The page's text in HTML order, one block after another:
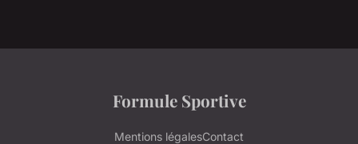
Formule Sportive
Mentions légalesContact